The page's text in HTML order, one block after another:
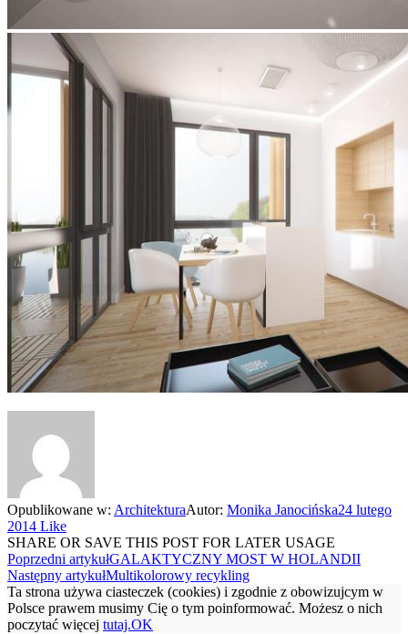
Opublikowane w: ArchitekturaAutor: Monika Janocińska24 lutego
2014 Like
SHARE OR SAVE THIS POST FOR LATER USAGE
Poprzedni artykułGALAKTYCZNY MOST W HOLANDII
Następny artykułMultikolorowy recykling
Ta strona używa ciasteczek (cookies) i zgodnie z obowizujcym w
Polsce prawem musimy Cię o tym poinformować. Możesz o nich
poczytać więcej tutaj.OK